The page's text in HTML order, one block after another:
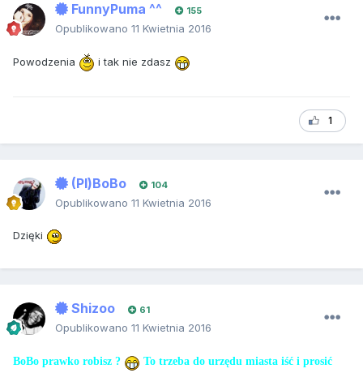
FunnyPuma ^^ 155
Opublikowano 11 Kwietnia 2016
Powodzenia i tak nie zdasz
1
(Pl)BoBo 104
Opublikowano 11 Kwietnia 2016
Dzięki
Shizoo 61
Opublikowano 11 Kwietnia 2016
BoBo prawko robisz ?
To trzeba do urzędu miasta iść i prosić